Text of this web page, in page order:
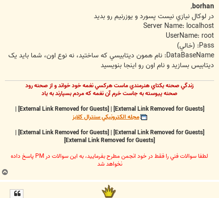
ت
borhan
,
در لوکال نيازي نيست پسورد و يوزرنيم رو بديد
Server Name: localhost
UserName: root
Pass: (خالي)
DataBaseName: نام همون ديتابيسي که ساختيد، نه نوع اون، شما بايد يک
ديتابيس بسازيد و نام اون رو اينجا بنويسيد
زندگي صحنه يکتاي هنرمندي ماست هرکسي نغمه خود خواند و از صحنه رود
صحنه پيوسته به جاست خرم آن نغمه که مردم بسپارند به ياد
|
|
مجله الکترونيکي سنترال کلابز
|
|
لطفا سوالات فني را فقط در خود انجمن مطرح بفرماييد، به اين سوالات در PM پاسخ داده
نخواهد شد
ب
ا